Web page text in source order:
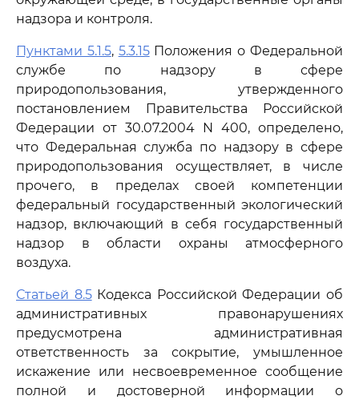
надзора и контроля.
Пунктами 5.1.5, 5.3.15Положения о Федеральной
службе по надзору в сфере
природопользования, утвержденного
постановлением Правительства Российской
Федерации от 30.07.2004 N 400, определено,
что Федеральная служба по надзору в сфере
природопользования осуществляет, в числе
прочего, в пределах своей компетенции
федеральный государственный экологический
надзор, включающий в себя государственный
надзор в области охраны атмосферного
воздуха.
Статьей 8.5Кодекса Российской Федерации об
административных правонарушениях
предусмотрена административная
ответственность за сокрытие, умышленное
искажение или несвоевременное сообщение
полной и достоверной информации о